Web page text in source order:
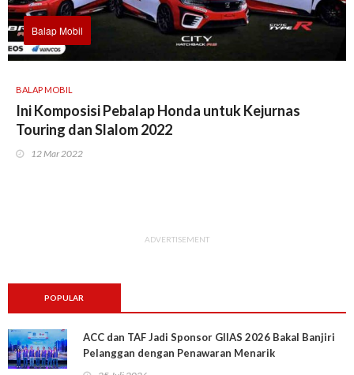
Balap Mobil
BALAP MOBIL
Ini Komposisi Pebalap Honda untuk Kejurnas
Touring dan Slalom 2022
12 Mar 2022
ADVERTISEMENT
POPULAR
ACC dan TAF Jadi Sponsor GIIAS 2026 Bakal Banjiri
Pelanggan dengan Penawaran Menarik